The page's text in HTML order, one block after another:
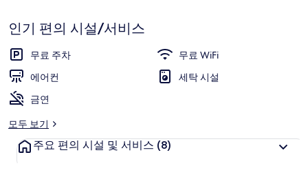
기
인기 편의 시설/서비스
무료 주차
무료 WiFi
에어컨
세탁 시설
금연
모두 보기
주요 편의 시설 및 서비스 (8)